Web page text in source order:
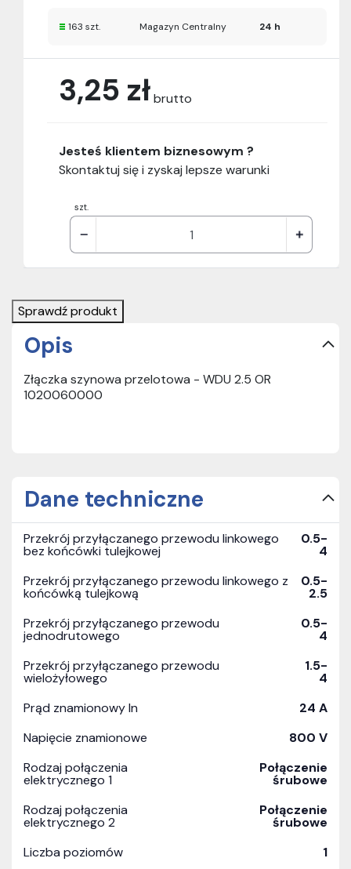
3,25 złbrutto
szt.
Jesteś klientem biznesowym ?
Skontaktuj się i zyskaj lepsze warunki
163 szt. Magazyn Centralny 24 h
Sprawdź produkt
Opis
Złączka szynowa przelotowa - WDU 2.5 OR
1020060000
Dane techniczne
Przekrój przyłączanego przewodu linkowego
bez końcówki tulejkowej
0.5-
4
Przekrój przyłączanego przewodu linkowego z
końcówką tulejkową
0.5-
2.5
Przekrój przyłączanego przewodu
jednodrutowego
0.5-
4
Przekrój przyłączanego przewodu
wielożyłowego
1.5-
4
Prąd znamionowy In
24 A
Napięcie znamionowe
800 V
Rodzaj połączenia
elektrycznego 1
Połączenie
śrubowe
Rodzaj połączenia
elektrycznego 2
Połączenie
śrubowe
Liczba poziomów
1